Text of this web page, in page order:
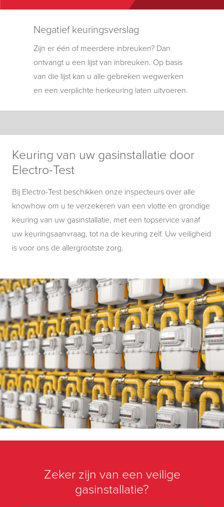
Negatief keuringsverslag
Zijn er één of meerdere inbreuken? Dan
ontvangt u een lijst van inbreuken. Op basis
van die lijst kan u alle gebreken wegwerken
en een verplichte herkeuring laten uitvoeren.
Keuring van uw gasinstallatie door
Electro-Test
Bij Electro-Test beschikken onze inspecteurs over alle
knowhow om u te verzekeren van een vlotte en grondige
keuring van uw gasinstallatie, met een topservice vanaf
uw keuringsaanvraag, tot na de keuring zelf. Uw veiligheid
is voor ons de allergrootste zorg.
Zeker zijn van een veilige
gasinstallatie?